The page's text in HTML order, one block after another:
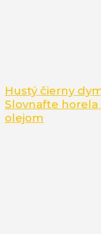
Hustý čierny
Slovnafte
olejom